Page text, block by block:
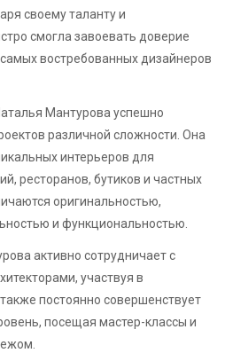
своему таланту и
смогла завоевать доверие
востребованных дизайнеров
Мантурова успешно
различной сложности. Она
интерьеров для
ресторанов, бутиков и частных
оригинальностью,
и функциональностью.
активно сотрудничает с
участвуя в
постоянно совершенствует
посещая мастер-классы и